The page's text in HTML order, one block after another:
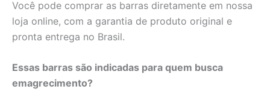
Você pode comprar as barras diretamente em nossa
loja online, com a garantia de produto original e
pronta entrega no Brasil.
Essas barras são indicadas para quem busca
emagrecimento?